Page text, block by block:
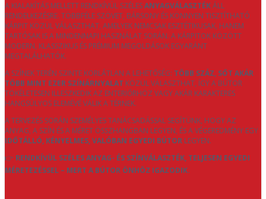
A KIALAKÍTÁS MELLETT RENDKÍVÜL SZÉLESANYAGVÁLASZTÉKÁLL
RENDELKEZÉSRE. TÖBBFÉLE SZÖVET, BÁRSONY ÉS KÖNNYEN TISZTÍTHATÓ
KÁRPIT KÖZÜL VÁLASZTHAT, AMELYEK NEMCSAK ESZTÉTIKUSAK, HANEM
TARTÓSAK IS A MINDENNAPI HASZNÁLAT SORÁN. A KÁRPITOK KÖZÖTT
MODERN, KLASSZIKUS ÉS PRÉMIUM MEGOLDÁSOK EGYARÁNT
MEGTALÁLHATÓK.
A SZÍNEK TERÉN SZINTE KORLÁTLAN A LEHETŐSÉG: TÖBB SZÁZ, SŐT AKÁR
TÖBB MINT EZER SZÍNÁRNYALAT KÖZÜL VÁLASZTHAT, ÍGY A BÚTOR
TÖKÉLETESEN ILLESZKEDIK AZ ENTERIŐRHÖZ VAGY AKÁR KARAKTERES
HANGSÚLYOS ELEMÉVÉ VÁLIK A TÉRNEK.
A TERVEZÉS SORÁN SZEMÉLYES TANÁCSADÁSSAL SEGÍTÜNK, HOGY AZ
ANYAG, A SZÍN ÉS A MÉRET ÖSSZHANGBAN LEGYEN, ÉS A VÉGEREDMÉNY EGY
IDŐTÁLLÓ, KÉNYELMES, VALÓBAN EGYEDI BÚTOR LEGYEN.
👉 RENDKÍVÜL SZÉLES ANYAG- ÉS SZÍNVÁLASZTÉK, TELJESEN EGYEDI
MÉRETEZÉSSEL – MERT A BÚTOR ÖNHÖZ IGAZODIK.